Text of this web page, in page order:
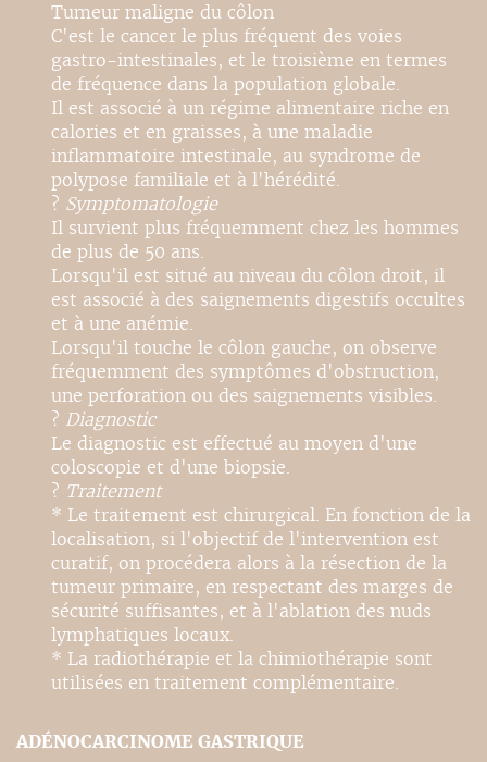
Tumeur maligne du côlon
C'est le cancer le plus fréquent des voies
gastro-intestinales, et le troisième en termes
de fréquence dans la population globale.
Il est associé à un régime alimentaire riche en
calories et en graisses, à une maladie
inflammatoire intestinale, au syndrome de
polypose familiale et à l'hérédité.
? Symptomatologie
Il survient plus fréquemment chez les hommes
de plus de 50 ans.
Lorsqu'il est situé au niveau du côlon droit, il
est associé à des saignements digestifs occultes
et à une anémie.
Lorsqu'il touche le côlon gauche, on observe
fréquemment des symptômes d'obstruction,
une perforation ou des saignements visibles.
? Diagnostic
Le diagnostic est effectué au moyen d'une
coloscopie et d'une biopsie.
? Traitement
* Le traitement est chirurgical. En fonction de la
localisation, si l'objectif de l'intervention est
curatif, on procédera alors à la résection de la
tumeur primaire, en respectant des marges de
sécurité suffisantes, et à l'ablation des nuds
lymphatiques locaux.
* La radiothérapie et la chimiothérapie sont
utilisées en traitement complémentaire.
ADÉNOCARCINOME GASTRIQUE